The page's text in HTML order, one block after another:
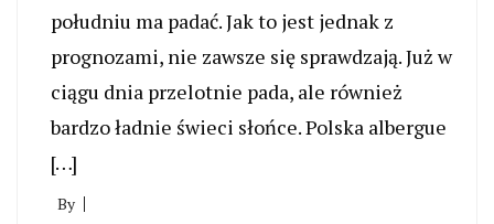
południu ma padać. Jak to jest jednak z
prognozami, nie zawsze się sprawdzają. Już w
ciągu dnia przelotnie pada, ale również
bardzo ładnie świeci słońce. Polska albergue
[…]
By